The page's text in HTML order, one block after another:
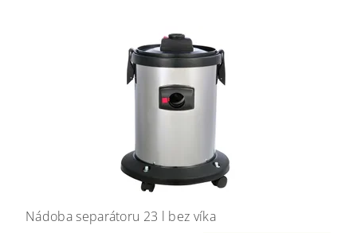
Nádoba separátoru 23 l bez víka